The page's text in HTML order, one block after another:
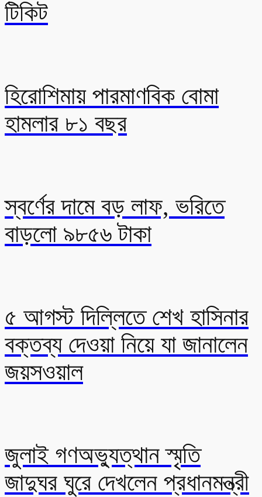
টিকিট
হিরোশিমায় পারমাণবিক বোমা
হামলার ৮১ বছর
স্বর্ণের দামে বড় লাফ, ভরিতে
বাড়লো ৯৮৫৬ টাকা
৫ আগস্ট দিল্লিতে শেখ হাসিনার
বক্তব্য দেওয়া নিয়ে যা জানালেন
জয়সওয়াল
জুলাই গণঅভ্যুত্থান স্মৃতি
জাদুঘর ঘুরে দেখলেন প্রধানমন্ত্রী